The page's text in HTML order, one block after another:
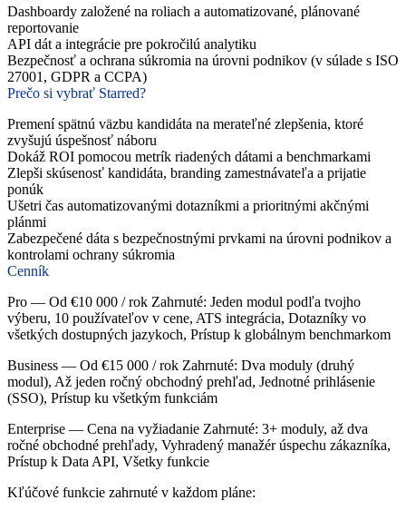
Dashboardy založené na roliach a automatizované, plánované
reportovanie
API dát a integrácie pre pokročilú analytiku
Bezpečnosť a ochrana súkromia na úrovni podnikov (v súlade s ISO
27001, GDPR a CCPA)
Prečo si vybrať Starred?
Premení spätnú väzbu kandidáta na merateľné zlepšenia, ktoré
zvyšujú úspešnosť náboru
Dokáž ROI pomocou metrík riadených dátami a benchmarkami
Zlepši skúsenosť kandidáta, branding zamestnávateľa a prijatie
ponúk
Ušetri čas automatizovanými dotazníkmi a prioritnými akčnými
plánmi
Zabezpečené dáta s bezpečnostnými prvkami na úrovni podnikov a
kontrolami ochrany súkromia
Cenník
Pro — Od €10 000 / rok Zahrnuté: Jeden modul podľa tvojho
výberu, 10 používateľov v cene, ATS integrácia, Dotazníky vo
všetkých dostupných jazykoch, Prístup k globálnym benchmarkom
Business — Od €15 000 / rok Zahrnuté: Dva moduly (druhý
modul), Až jeden ročný obchodný prehľad, Jednotné prihlásenie
(SSO), Prístup ku všetkým funkciám
Enterprise — Cena na vyžiadanie Zahrnuté: 3+ moduly, až dva
ročné obchodné prehľady, Vyhradený manažér úspechu zákazníka,
Prístup k Data API, Všetky funkcie
Kľúčové funkcie zahrnuté v každom pláne: